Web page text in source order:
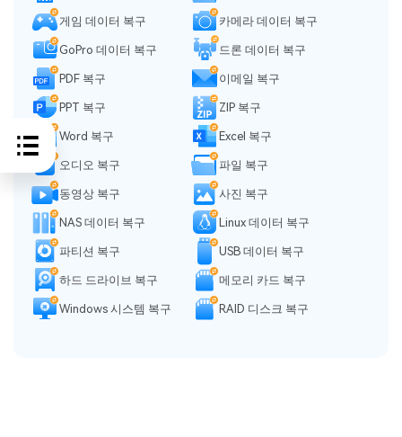
게임 데이터 복구 카메라 데이터 복구
GoPro 데이터 복구 드론 데이터 복구
PDF 복구 이메일 복구
PPT 복구 ZIP 복구
Word 복구 Excel 복구
오디오 복구 파일 복구
동영상 복구 사진 복구
NAS 데이터 복구 Linux 데이터 복구
파티션 복구 USB 데이터 복구
하드 드라이브 복구 메모리 카드 복구
Windows 시스템 복구 RAID 디스크 복구